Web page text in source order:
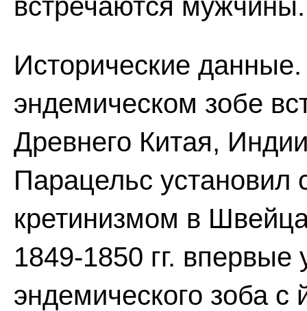
встречаются мужчины.
Исторические
эндемическом зобе
Древнего Китая,
Парацельс установил
кретинизмом в
1849-1850 гг. впервые
эндемического зоба с